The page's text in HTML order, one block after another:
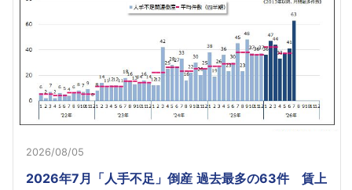
2026/08/05
2026年7月「人手不足」倒産 過去最多の63件 賃上